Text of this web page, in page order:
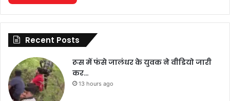
Recent Posts
रूस में फंसे जालंधर के युवक ने वीडियो जारी
कर…
13 hours ago